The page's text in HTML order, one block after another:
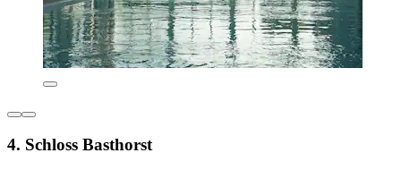
4. Schloss Basthorst